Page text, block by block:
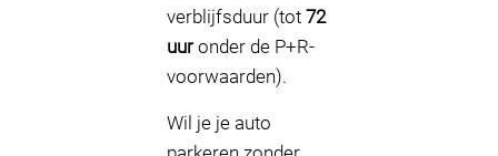
verblijfsduur (tot 72
uuronder de P+R-
voorwaarden).
Wil je je auto